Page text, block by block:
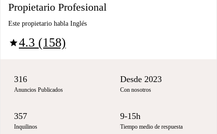
Propietario Profesional
Este propietario habla Inglés
star4.3 (158)
316
Anuncios Publicados
Desde 2023
Con nosotros
357
Inquilinos
9-15h
Tiempo medio de respuesta